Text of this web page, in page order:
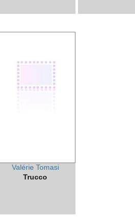
Valérie Tomasi
Trucco